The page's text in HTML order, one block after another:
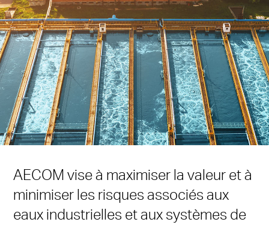
AECOM vise à maximiser la valeur et à
minimiser les risques associés aux
eaux industrielles et aux systèmes de